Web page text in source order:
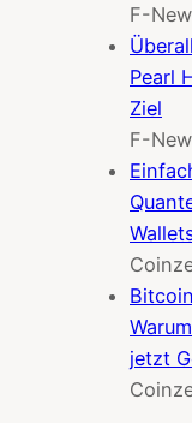
F-
Pearl
Ziel
F-
jetzt